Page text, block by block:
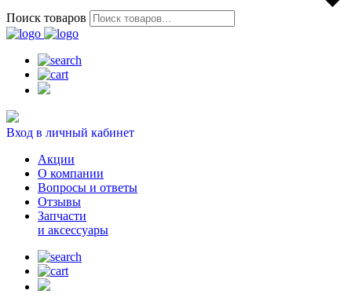
Поиск товаров
Вход в личный кабинет
Акции
О компании
Вопросы и ответы
Отзывы
Запчасти
и аксессуары